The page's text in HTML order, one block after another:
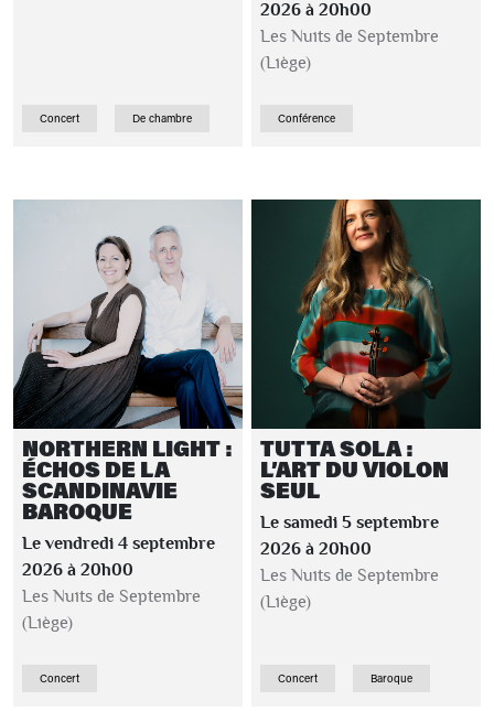
Concert De chambre
2026 à 20h00
Les Nuits de Septembre
(Liège)
Conférence
NORTHERN LIGHT :
ÉCHOS DE LA
SCANDINAVIE
BAROQUE
Le vendredi 4 septembre
2026 à 20h00
Les Nuits de Septembre
(Liège)
Concert
TUTTA SOLA :
L’ART DU VIOLON
SEUL
Le samedi 5 septembre
2026 à 20h00
Les Nuits de Septembre
(Liège)
Concert Baroque